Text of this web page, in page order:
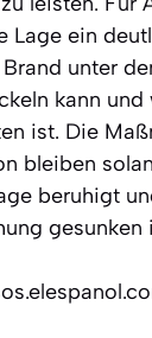
Lage ein
unter
kann
ist. Die
bleiben
beruhigt
gesunken